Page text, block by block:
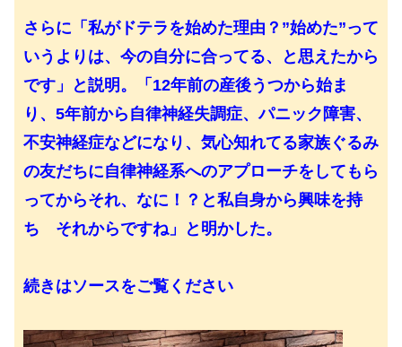
さらに「私がドテラを始めた理由？”始めた”って
いうよりは、今の自分に合ってる、と思えたから
です」と説明。「12年前の産後うつから始ま
り、5年前から自律神経失調症、パニック障害、
不安神経症などになり、気心知れてる家族ぐるみ
の友だちに自律神経系へのアプローチをしてもら
ってからそれ、なに！？と私自身から興味を持
ち それからですね」と明かした。
続きはソースをご覧ください